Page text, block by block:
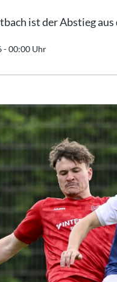
ist der Abstieg
- 00:00 Uhr